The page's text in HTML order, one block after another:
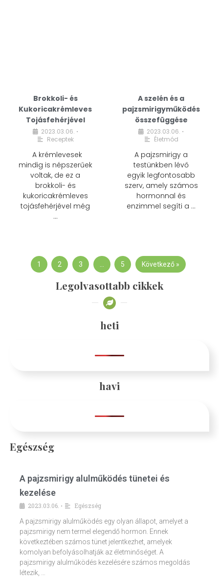
Brokkoli- és
Kukoricakrémleves
Tojásfehérjével
2023.03.06. •
Receptek
A krémlevesek
mindig is népszerűek
voltak, de ez a
brokkoli- és
kukoricakrémleves
tojásfehérjével még
…
A szelén és a
pajzsmirigyműködés
összefüggése
2023.03.06. •
Életmód
A pajzsmirigy a
testünkben lévő
egyik legfontosabb
szerv, amely számos
hormonnal és
enzimmel segíti a …
1 2 3 … 5 Következő »
Legolvasottabb cikkek
heti
havi
Egészség
A pajzsmirigy alulműködés tünetei és
kezelése
2023.03.06. •
Egészség
A pajzsmirigy alulműködés egy olyan állapot, amelyet a
pajzsmirigy nem termel elegendő hormon. Ennek
következtében számos tünet jelentkezhet, amelyek
komolyan befolyásolhatják az életminőséget. A
pajzsmirigy alulműködés kezelésére számos megoldás
létezik, …